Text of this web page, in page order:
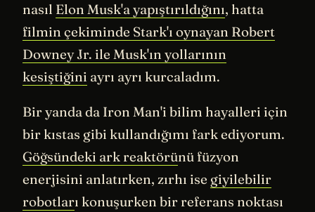
nasıl Elon Musk'a yapıştırıldığını, hatta
filmin çekiminde Stark'ı oynayan Robert
Downey Jr. ile Musk'ın yollarının
kesiştiğini ayrı ayrı kurcaladım.
Bir yanda da Iron Man'i bilim hayalleri için
bir kıstas gibi kullandığımı fark ediyorum.
Göğsündeki ark reaktörünü füzyon
enerjisini anlatırken, zırhı ise giyilebilir
robotları konuşurken bir referans noktası